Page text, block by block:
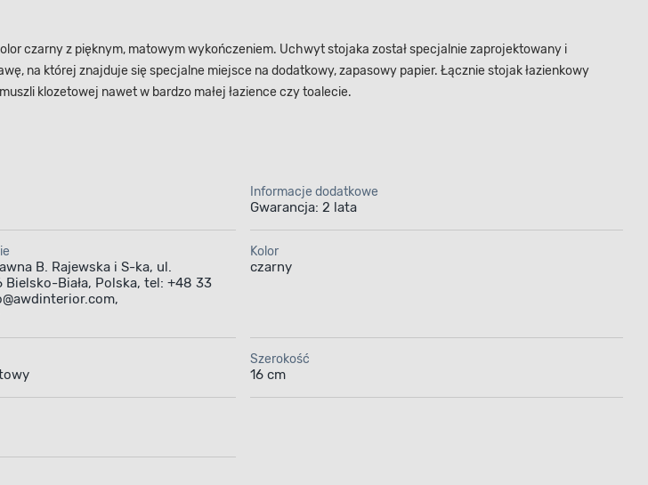
czarny z pięknym, matowym wykończeniem. Uchwyt stojaka został specjalnie zaprojektowany i
na której znajduje się specjalne miejsce na dodatkowy, zapasowy papier. Łącznie stojak łazienkowy
klozetowej nawet w bardzo małej łazience czy toalecie.
Informacje dodatkowe
Gwarancja: 2 lata
B. Rajewska i S-ka, ul.
Biała, Polska, tel: +48 33
Kolor
czarny
Szerokość
16 cm